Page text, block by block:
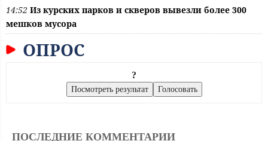
14:52 Из курских парков и скверов вывезли более 300
мешков мусора
ОПРОС
?
ПОСЛЕДНИЕ КОММЕНТАРИИ